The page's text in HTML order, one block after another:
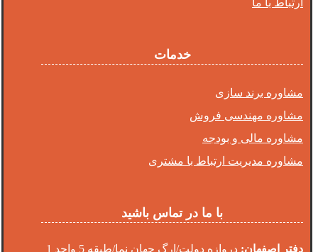
خدمات
مشاوره برند سازی
مشاوره مهندسی فروش
مشاوره مالی و بودجه
مشاوره مدیریت ارتباط با مشتری
با ما در تماس باشید
دفتر اصفهان: دروازه دولت/ارگ جهان نما/طبقه 5 واحد 1